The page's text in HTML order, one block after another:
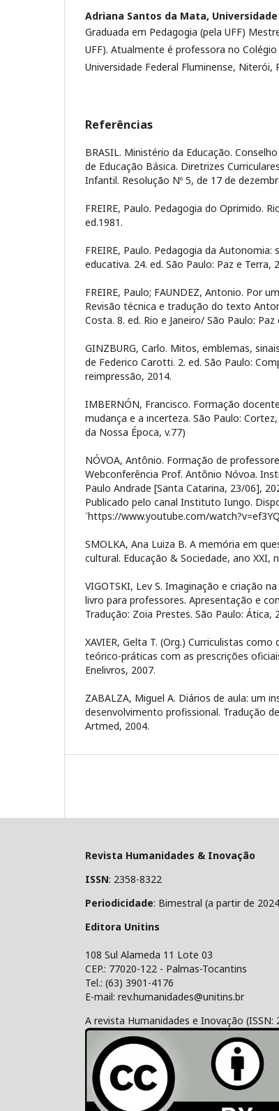
Adriana Santos da Mata, Universidade
Graduada em Pedagogia (pela UFF)
UFF). Atualmente é professora no
Universidade Federal Fluminense, Niterói,
Referências
BRASIL. Ministério da Educação.
de Educação Básica. Diretrizes
Infantil. Resolução Nº 5, de 17 de
FREIRE, Paulo. Pedagogia do Oprimido.
ed.1981.
FREIRE, Paulo. Pedagogia da Autonomia:
educativa. 24. ed. São Paulo: Paz e Terra,
FREIRE, Paulo; FAUNDEZ, Antonio. Por
Revisão técnica e tradução do texto
Costa. 8. ed. Rio e Janeiro/ São Paulo: Paz
GINZBURG, Carlo. Mitos, emblemas,
de Federico Carotti. 2. ed. São Paulo:
reimpressão, 2014.
IMBERNÓN, Francisco. Formação
mudança e a incerteza. São Paulo:
da Nossa Época, v.77)
NÓVOA, Antônio. Formação de
Webconferência Prof. Antônio Nóvoa.
Paulo Andrade [Santa Catarina, 23/06],
Publicado pelo canal Instituto Iungo.
˂https://www.youtube.com/
SMOLKA, Ana Luiza B. A memória em
cultural. Educação & Sociedade, ano XXI,
VIGOTSKI, Lev S. Imaginação e criação
livro para professores. Apresentação e
Tradução: Zoia Prestes. São Paulo: Ática,
XAVIER, Gelta T. (Org.) Curriculistas
teórico-práticas com as prescrições
Enelivros, 2007.
ZABALZA, Miguel A. Diários de aula: um
desenvolvimento profissional. Tradução
Artmed, 2004.
Revista Humanidades & Inovação
ISSN: 2358-8322
Periodicidade: Bimestral (a partir de
Editora Unitins
108 Sul Alameda 11 Lote 03
CEP.: 77020-122 - Palmas-Tocantins
Tel.: (63) 3901-4176
E-mail: rev.humanidades@unitins.br
A revista Humanidades e Inovação